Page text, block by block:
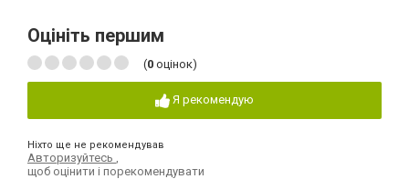
Оцініть першим
(0 оцінок)
Я рекомендую
Ніхто ще не рекомендував
Авторизуйтесь
щоб оцінити і порекомендувати